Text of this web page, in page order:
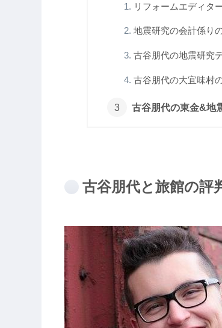
リフォームエディタ
地震研究の会計係り
古谷朋代の地震研究
古谷朋代の大宜味村
古谷朋代の東金&地
古谷朋代と旅館の評